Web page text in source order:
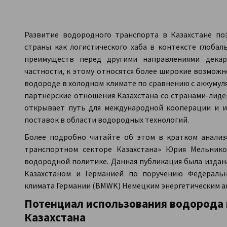
Развитие водородного транспорта в Казахстане
страны как логистического хаба в контексте
преимуществ перед другими направлениями
частности, к этому относятся более широкие
водороде в холодном климате по сравнению с
партнерские отношения Казахстана со странами-
открывает путь для международной кооперации и
поставок в области водородных технологий.
Более подробно читайте об этом в кратком
транспортном секторе Казахстана» Юрия
водородной политике. Данная публикация была
Казахстаном и Германией по поручению
климата Германии (BMWK) Немецким энергетическим
Потенциал использования водорода
Казахстана